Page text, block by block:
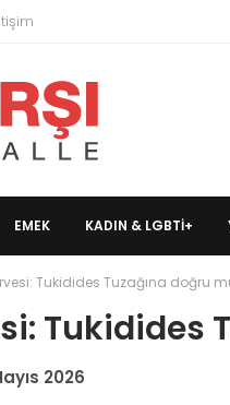
EMEK KADIN & LGBTİ+
Tukidides Tuzağına doğru
Tukidides
2026